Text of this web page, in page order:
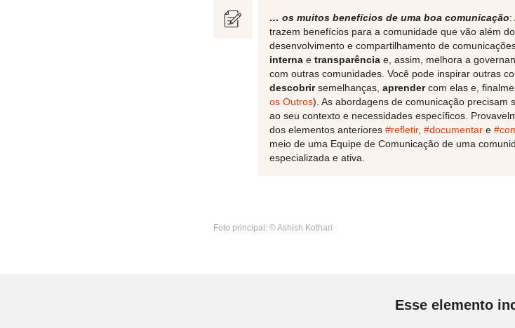
… os muitos benefícios de uma boa comunicação:
trazem benefícios para a comunidade que vão além
desenvolvimento e compartilhamento de
interna e transparência e, assim, melhora a
com outras comunidades. Você pode inspirar outras
descobrirsemelhanças, aprendercom elas e,
os Outros). As abordagens de comunicação
ao seu contexto e necessidades específicos.
dos elementos anteriores #refletir, #documentar e
meio de uma Equipe de Comunicação de uma
especializada e ativa.
Foto principal: © Ashish Kothari
Esse elemento